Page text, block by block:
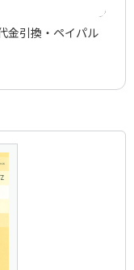
金引換・ペイパル